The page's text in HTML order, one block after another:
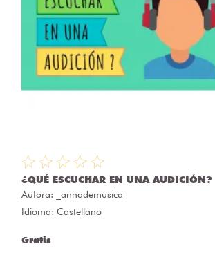
¿QUÉ ESCUCHAR EN UNA AUDICIÓN?
Autora:
_annademusica
Idioma: Castellano
Gratis